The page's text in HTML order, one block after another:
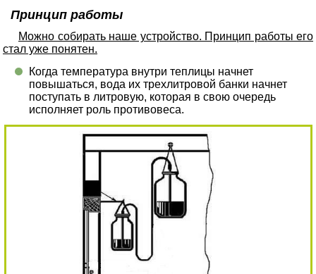
Принцип работы
Можно собирать наше устройство. Принцип работы его
стал уже понятен.
Когда температура внутри теплицы начнет
повышаться, вода их трехлитровой банки начнет
поступать в литровую, которая в свою очередь
исполняет роль противовеса.